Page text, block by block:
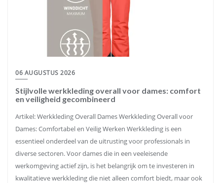
06 AUGUSTUS 2026
Stijlvolle werkkleding overall voor dames: comfort
en veiligheid gecombineerd
Artikel: Werkkleding Overall Dames Werkkleding Overall voor
Dames: Comfortabel en Veilig Werken Werkkleding is een
essentieel onderdeel van de uitrusting voor professionals in
diverse sectoren. Voor dames die in een veeleisende
werkomgeving actief zijn, is het belangrijk om te investeren in
kwalitatieve werkkleding die niet alleen comfort biedt, maar ook